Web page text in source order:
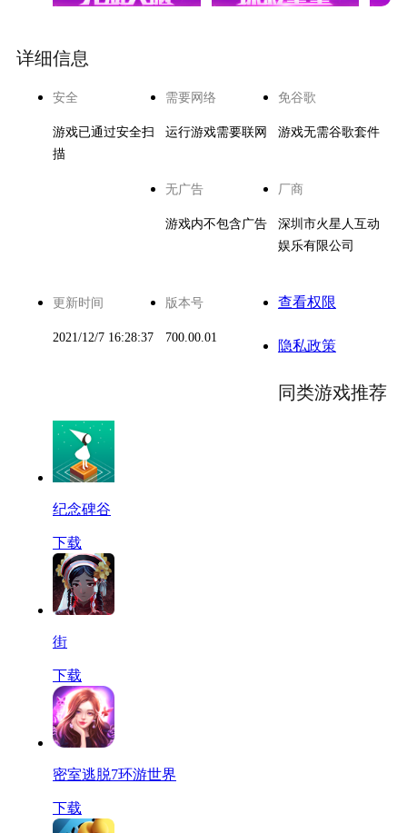
详细信息
安全
游戏已通过安全扫
描
需要网络
运行游戏需要联网
免谷歌
游戏无需谷歌套件
无广告
游戏内不包含广告
厂商
深圳市火星人互动
娱乐有限公司
更新时间
2021/12/7 16:28:37
版本号
700.00.01
查看权限
隐私政策
同类游戏推荐
纪念碑谷
下载
街
下载
密室逃脱7环游世界
下载